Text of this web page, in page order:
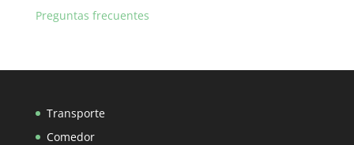
Preguntas frecuentes
Transporte
Comedor